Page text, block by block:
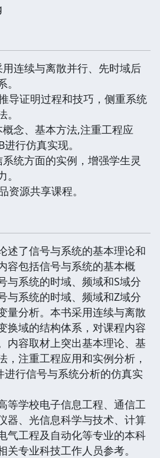
连续与离散并行、先时域后
证明过程和技巧，侧重系统
念、基本方法,注重工程应
行仿真实现。
方面的实例，增强学生灵
源共享课程。
述了信号与系统的基本理论和
容包括信号与系统的基本概
与系统的时域、频域和S域分
与系统的时域、频域和Z域分
量分析。本书采用连续与离散
换域的结构体系，对课程内容
内容取材上突出基本理论、基
，注重工程应用和实例分析，
进行信号与系统分析的仿真实
学校电子信息工程、通信工
器、光信息科学与技术、计算
气工程及自动化等专业的本科
关专业科技工作人员参考。